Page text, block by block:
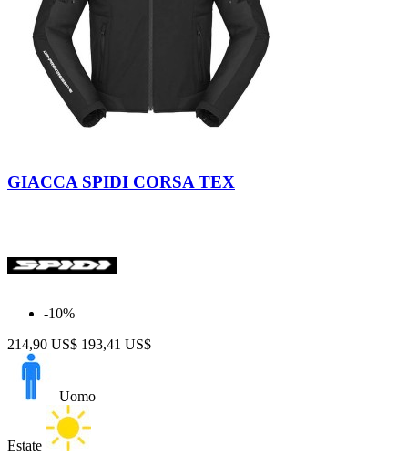
Fluo
GIACCA SPIDI CORSA TEX
-10%
214,90 US$ 193,41 US$
Uomo
Estate